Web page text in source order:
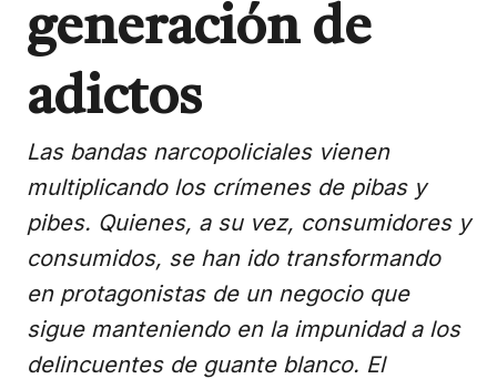
generación de
adictos
Las bandas narcopoliciales vienen
multiplicando los crímenes de pibas y
pibes. Quienes, a su vez, consumidores y
consumidos, se han ido transformando
en protagonistas de un negocio que
sigue manteniendo en la impunidad a los
delincuentes de guante blanco. El